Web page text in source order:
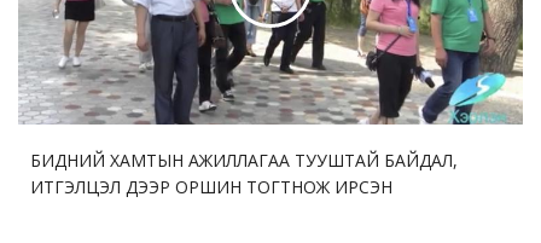
БИДНИЙ ХАМТЫН АЖИЛЛАГАА ТУУШТАЙ БАЙДАЛ,
ИТГЭЛЦЭЛ ДЭЭР ОРШИН ТОГТНОЖ ИРСЭН